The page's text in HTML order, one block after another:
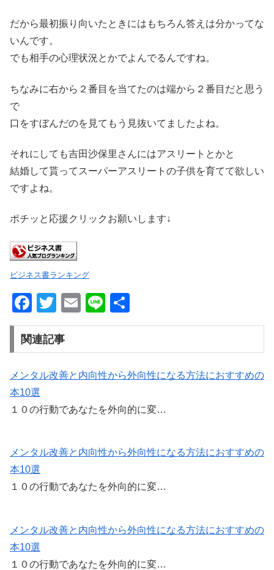
だから最初振り向いたときにはもちろん答えは分かってな
いんです。
でも相手の心理状況とかでよんでるんですね。
ちなみに右から２番目を当てたのは端から２番目だと思う
で
口をすぼんだのを見てもう見抜いてましたよね。
それにしても吉田沙保里さんにはアスリートとかと
結婚して貰ってスーパーアスリートの子供を育てて欲しい
ですよね。
ポチッと応援クリックお願いします↓
ビジネス書ランキング
F
a
c
b
o
o
T
wi
tt
E
m
Li
n
有
関連記事
メンタル改善と内向性から外向性になる方法におすすめの
本10選
１０の行動であなたを外向的に変…
メンタル改善と内向性から外向性になる方法におすすめの
本10選
１０の行動であなたを外向的に変…
メンタル改善と内向性から外向性になる方法におすすめの
本10選
１０の行動であなたを外向的に変…